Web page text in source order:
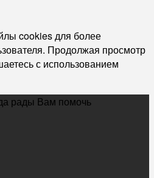
cookies для более
Продолжая просмотр
с использованием
рады Вам помочь